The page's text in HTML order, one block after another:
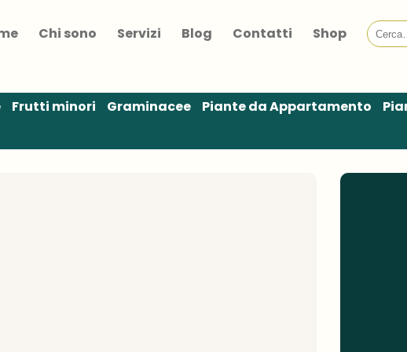
Chi sono Servizi Blog Contatti Shop Cerca:
Frutti minori Graminacee Piante da Appartamento